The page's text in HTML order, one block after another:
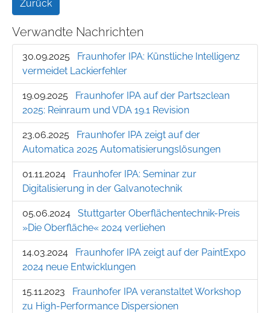
Zurück
Verwandte Nachrichten
30.09.2025
Fraunhofer IPA: Künstliche Intelligenz
vermeidet Lackierfehler
19.09.2025
Fraunhofer IPA auf der Parts2clean
2025: Reinraum und VDA 19.1 Revision
23.06.2025
Fraunhofer IPA zeigt auf der
Automatica 2025 Automatisierungslösungen
01.11.2024
Fraunhofer IPA: Seminar zur
Digitalisierung in der Galvanotechnik
05.06.2024
Stuttgarter Oberflächentechnik-Preis
»Die Oberfläche« 2024 verliehen
14.03.2024
Fraunhofer IPA zeigt auf der PaintExpo
2024 neue Entwicklungen
15.11.2023
Fraunhofer IPA veranstaltet Workshop
zu High-Performance Dispersionen